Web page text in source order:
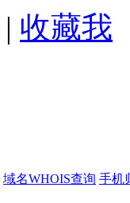
| 收藏我
域名WHOIS查询 手机